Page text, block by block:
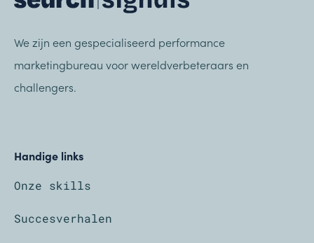
We zijn een gespecialiseerd performance
marketingbureau voor wereldverbeteraars en
challengers.
Handige links
Onze skills
Succesverhalen